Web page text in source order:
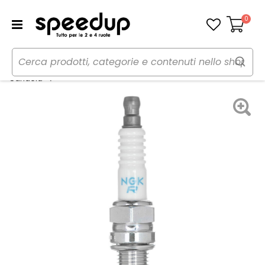
Carrello
0
Home Moto
Manutenzione e ricambi moto
Candela
Candela moto DCPR7E - NGK